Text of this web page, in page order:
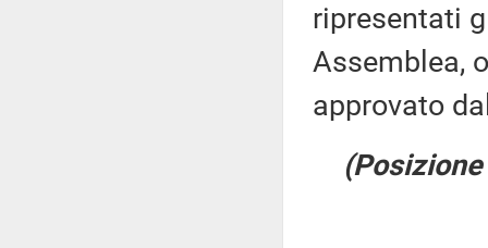
ripresentati
Assemblea,
approvato